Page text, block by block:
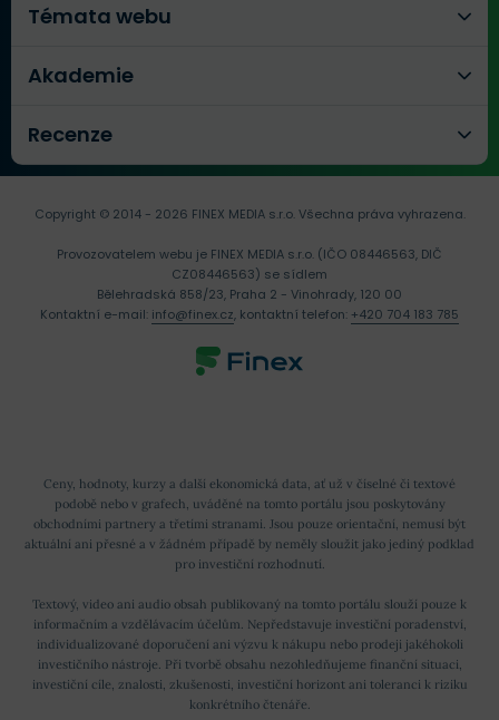
Témata webu
Akademie
Recenze
Ceny, hodnoty, kurzy a další ekonomická data, ať už v číselné či textové
podobě nebo v grafech, uváděné na tomto portálu jsou poskytovány
obchodními partnery a třetími stranami. Jsou pouze orientační, nemusí být
aktuální ani přesné a v žádném případě by neměly sloužit jako jediný podklad
pro investiční rozhodnutí.
Textový, video ani audio obsah publikovaný na tomto portálu slouží pouze k
informačním a vzdělávacím účelům. Nepředstavuje investiční poradenství,
individualizované doporučení ani výzvu k nákupu nebo prodeji jakéhokoli
investičního nástroje. Při tvorbě obsahu nezohledňujeme finanční situaci,
investiční cíle, znalosti, zkušenosti, investiční horizont ani toleranci k riziku
konkrétního čtenáře.
Copyright © 2014 - 2026 FINEX MEDIA s.r.o.Všechna práva vyhrazena.
Provozovatelem webu je FINEX MEDIA s.r.o. (IČO 08446563, DIČ
CZ08446563) se sídlem
Bělehradská 858/23, Praha 2 - Vinohrady, 120 00
Kontaktní e-mail: info@finex.cz, kontaktní telefon: +420 704 183 785